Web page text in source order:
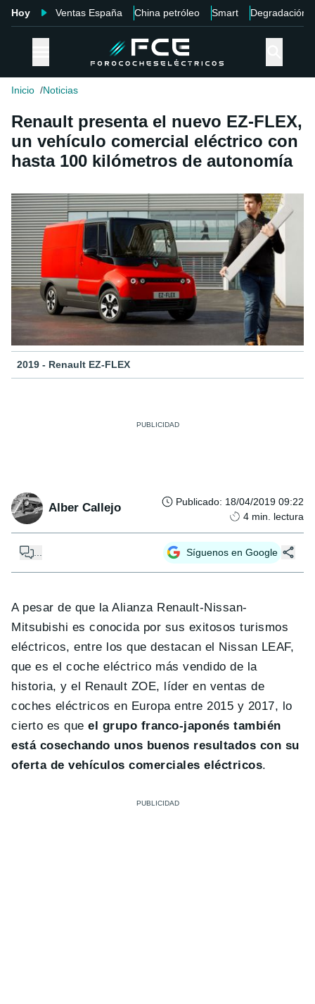
Hoy Ventas España China petróleo Smart Degradación
Inicio Noticias
Renault presenta el nuevo EZ-FLEX,
un vehículo comercial eléctrico con
hasta 100 kilómetros de autonomía
2019 - Renault EZ-FLEX
Alber Callejo Publicado: 18/04/2019 09:22
4 min. lectura
Síguenos en Google
A pesar de que la Alianza Renault-Nissan-
Mitsubishi es conocida por sus exitosos turismos
eléctricos, entre los que destacan el Nissan LEAF,
que es el coche eléctrico más vendido de la
historia, y el Renault ZOE, líder en ventas de
coches eléctricos en Europa entre 2015 y 2017, lo
cierto es queel grupo franco-japonés también
está cosechando unos buenos resultados con su
oferta de vehículos comerciales eléctricos.